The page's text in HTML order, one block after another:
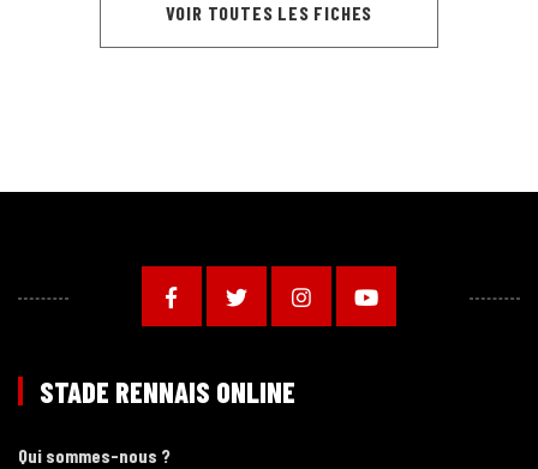
VOIR TOUTES LES FICHES
STADE RENNAIS ONLINE
Qui sommes-nous ?